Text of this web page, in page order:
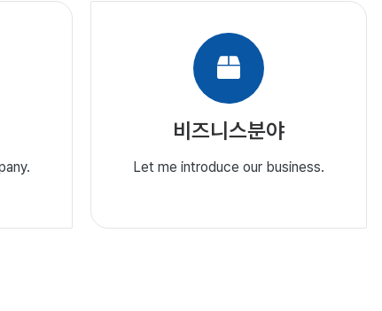
비즈니스분야
Let me introduce our business.